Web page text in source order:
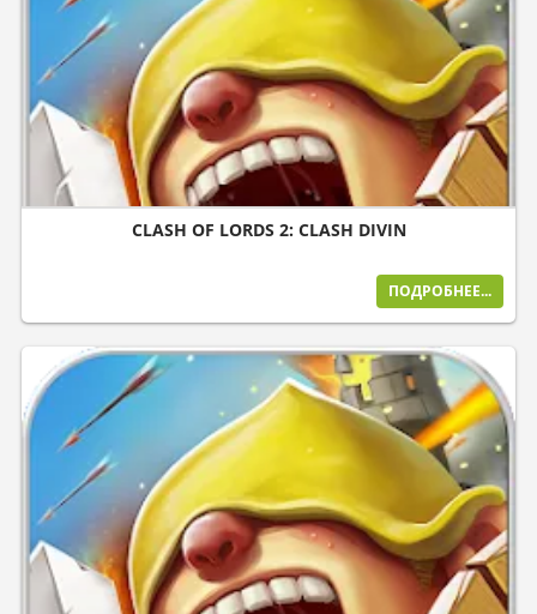
CLASH OF LORDS 2: CLASH DIVIN
ПОДРОБНЕЕ...